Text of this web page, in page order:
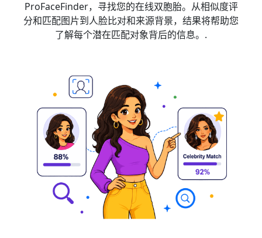
ProFaceFinder，寻找您的在线双胞胎。从相似度评
分和匹配图片到人脸比对和来源背景，结果将帮助您
了解每个潜在匹配对象背后的信息。.